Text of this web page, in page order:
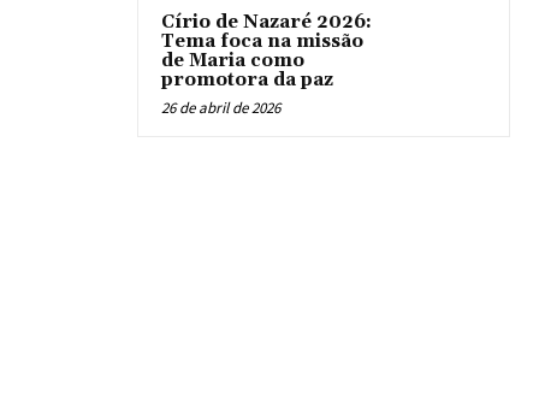
Círio de Nazaré 2026:
Tema foca na missão
de Maria como
promotora da paz
26 de abril de 2026